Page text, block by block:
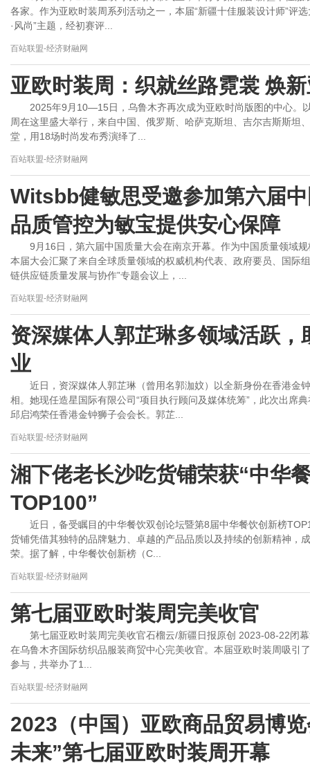
各家。作为亚欧时装周系列活动之一，本届“新疆十佳服装设计师”评
·风尚”主题，经初赛评...
百站联盟-经济财融网
亚欧时装周：织就丝路霓裳 焕
2025年9月10—15日，乌鲁木齐再次成为亚欧时尚版图的中心。
周在这里盛大举行，来自中国、俄罗斯、哈萨克斯坦、吉尔吉斯斯坦
堂，用18场时尚发布秀演绎了...
百站联盟-经济财融网
Witsbb健敏思受邀参加第六届
品质管控为敏宝提供安心保障
9月16日，第六届中国质量大会在南京开幕。作为中国质量领域
本届大会汇聚了来自全球质量领域的权威机构代表、政府要员、国际
链供应链质量发展与协作”专题会议上，...
百站联盟-经济财融网
资深媒体人郭芷琳多领域活跃
业
近日，资深媒体人郭芷琳（曾用名郭泇妏）以全新身份在香港金
相。她现任造星国际有限公司“项目执行顾问及媒体统筹”，此次出席
邱启鸿荣任香港金钟狮子会会长。郭芷...
百站联盟-经济财融网
湘下佬老长沙吃货铺荣获“中华
TOP100”
近日，备受瞩目的中华餐饮双创论坛暨第8届中华餐饮创新榜
货铺凭借其独特的品牌魅力、卓越的产品品质以及持续的创新精神，
荣。据了解，中华餐饮创新榜（C...
百站联盟-经济财融网
第七届亚欧时装周完美收官
第七届亚欧时装周完美收官石榴云/新疆日报原创 2023-08-22闭
在乌鲁木齐国际纺织品服装商贸中心完美收官。本届亚欧时装周吸引
参与，共举办了1...
百站联盟-经济财融网
2023（中国）亚欧商品贸易博
未来”第七届亚欧时装周开幕